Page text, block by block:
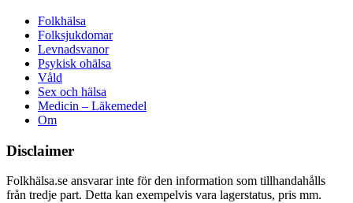
Folkhälsa
Folksjukdomar
Levnadsvanor
Psykisk ohälsa
Våld
Sex och hälsa
Medicin – Läkemedel
Om
Disclaimer
Folkhälsa.se ansvarar inte för den information som tillhandahålls
från tredje part. Detta kan exempelvis vara lagerstatus, pris mm.